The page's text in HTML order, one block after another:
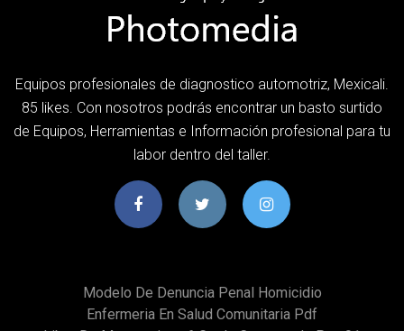
Equipos profesionales de diagnostico automotriz, Mexicali.
85 likes. Con nosotros podrás encontrar un basto surtido
de Equipos, Herramientas e Información profesional para tu
labor dentro del taller.
Modelo De Denuncia Penal Homicidio
Enfermeria En Salud Comunitaria Pdf